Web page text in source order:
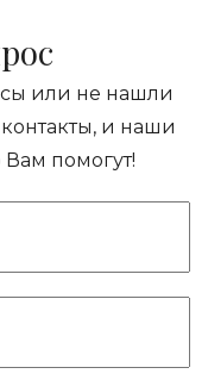
или не нашли
и наши
помогут!